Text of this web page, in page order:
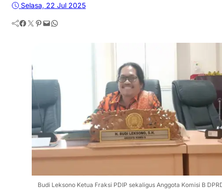
Selasa, 22 Jul 2025
Facebook Twitter Pinterest Mail WhatsApp
Budi Leksono Ketua Fraksi PDIP sekaligus Anggota Komisi B